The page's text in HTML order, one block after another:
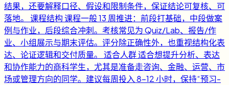
结果，还要解释口径、假设和限制条件，保证结论可复核、可
落地。 课程结构 课程一般 13 周推进：前段打基础，中段做案
例与作业，后段综合冲刺。考核常见为 Quiz/Lab、报告/作
业、小组展示与期末评估。评分除正确性外，也重视结构化表
达、论证逻辑和交付质量。 适合人群 适合想提升分析、表达
和协作能力的商科学生，尤其是准备走咨询、金融、运营、市
场或管理方向的同学。建议每周投入 8-12 小时，保持“预习-